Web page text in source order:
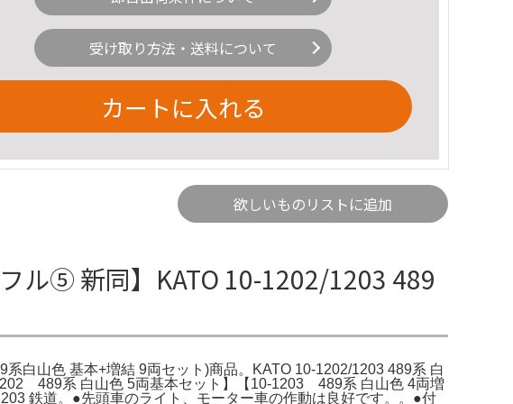
受け取り方法・送料について
カートに入れる
欲しいものリストに追加
ル⑤ 新同】KATO 10-1202/1203 489
白山色 基本+増結 9両セット)商品。KATO 10-1202/1203 489系 白
489系 白山色 5両基本セット】【10-1203 489系 白山色 4両増
鉄道。●先頭車のライト、モーター車の作動は良好です。。●付